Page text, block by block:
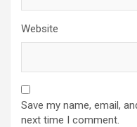
Website
Save my name, email,
next time I comment.